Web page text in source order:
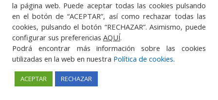
Aviso legal ·Política de protección de datos
·Política de cookies ·Sistema Integrado de
Gestión
   
© Químicas Meristem, S.L. · Desarrollo web:
Visualco
la página web. Puede aceptar todas las cookies pulsando
en el botón de “ACEPTAR”, así como rechazar todas las
cookies, pulsando el botón “RECHAZAR”. Asimismo, puede
configurar sus preferencias AQUÍ.
Podrá encontrar más información sobre las cookies
utilizadas en la web en nuestra Política de cookies.
ACEPTAR RECHAZAR